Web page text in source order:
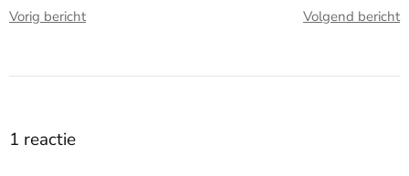
Vorig bericht Volgend bericht
1 reactie